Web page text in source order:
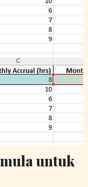
untuk